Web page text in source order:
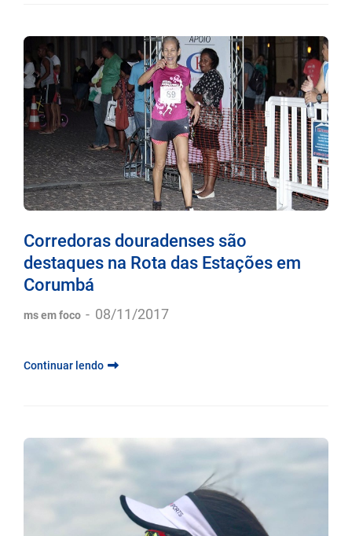
Corredoras douradenses são
destaques na Rota das Estações em
Corumbá
ms em foco 08/11/2017
Continuar lendo